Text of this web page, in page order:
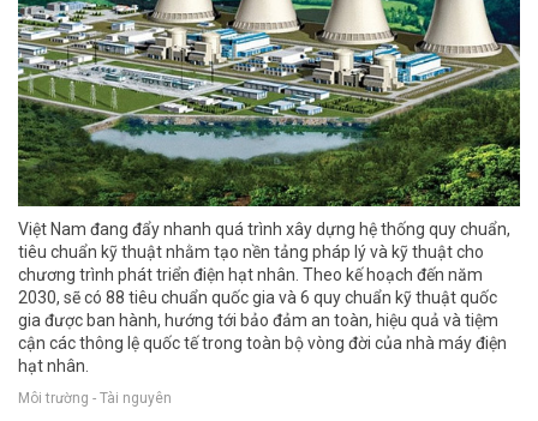
Việt Nam đang đẩy nhanh quá trình xây dựng hệ thống quy chuẩn,
tiêu chuẩn kỹ thuật nhằm tạo nền tảng pháp lý và kỹ thuật cho
chương trình phát triển điện hạt nhân. Theo kế hoạch đến năm
2030, sẽ có 88 tiêu chuẩn quốc gia và 6 quy chuẩn kỹ thuật quốc
gia được ban hành, hướng tới bảo đảm an toàn, hiệu quả và tiệm
cận các thông lệ quốc tế trong toàn bộ vòng đời của nhà máy điện
hạt nhân.
Môi trường - Tài nguyên